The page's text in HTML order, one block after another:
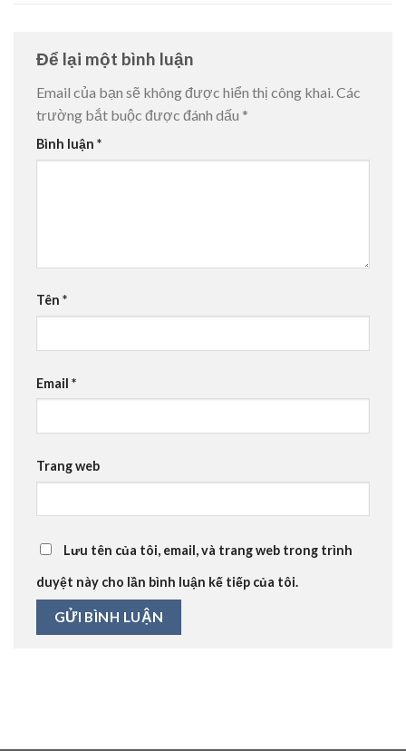
Để lại một bình luận
Email của bạn sẽ không được hiển thị công khai.Các
trường bắt buộc được đánh dấu *
Bình luận *
Tên *
Email *
Trang web
Lưu tên của tôi, email, và trang web trong trình
duyệt này cho lần bình luận kế tiếp của tôi.